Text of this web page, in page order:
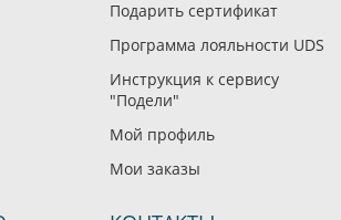
Подарить сертификат
Программа лояльности UDS
Инструкция к сервису
"Подели"
Мой профиль
Мои заказы